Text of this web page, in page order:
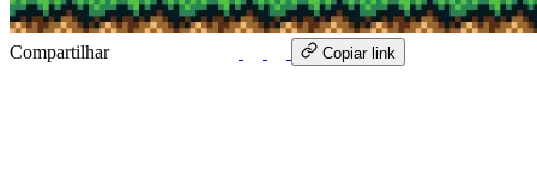
Compartilhar Copiar link